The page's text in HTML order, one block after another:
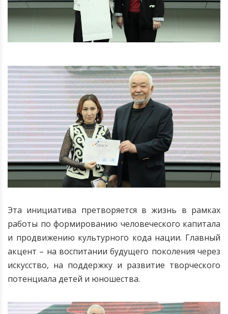
Эта инициатива претворяется в жизнь в рамках
работы по формированию человеческого капитала
и продвижению культурного кода нации. Главный
акцент – на воспитании будущего поколения через
искусство, на поддержку и развитие творческого
потенциала детей и юношества.